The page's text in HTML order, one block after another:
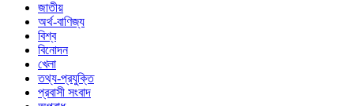
জাতীয়
অর্থ-বাণিজ্য
বিশ্ব
বিনোদন
খেলা
তথ্য-প্রযুক্তি
প্রবাসী সংবাদ